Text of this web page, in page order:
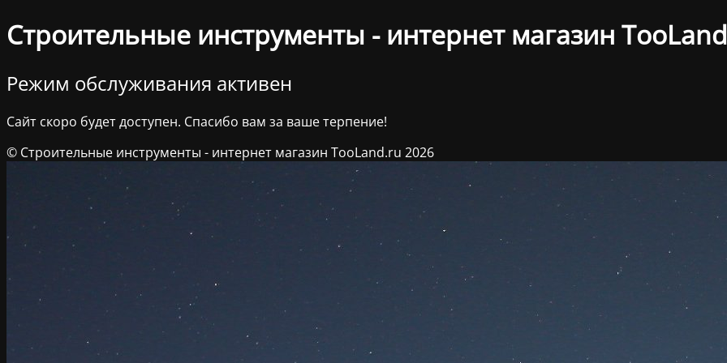
Строительные инструменты - интернет магазин
Режим обслуживания активен
Сайт скоро будет доступен. Спасибо вам за ваше терпение!
© Строительные инструменты - интернет магазин TooLand.ru 2026